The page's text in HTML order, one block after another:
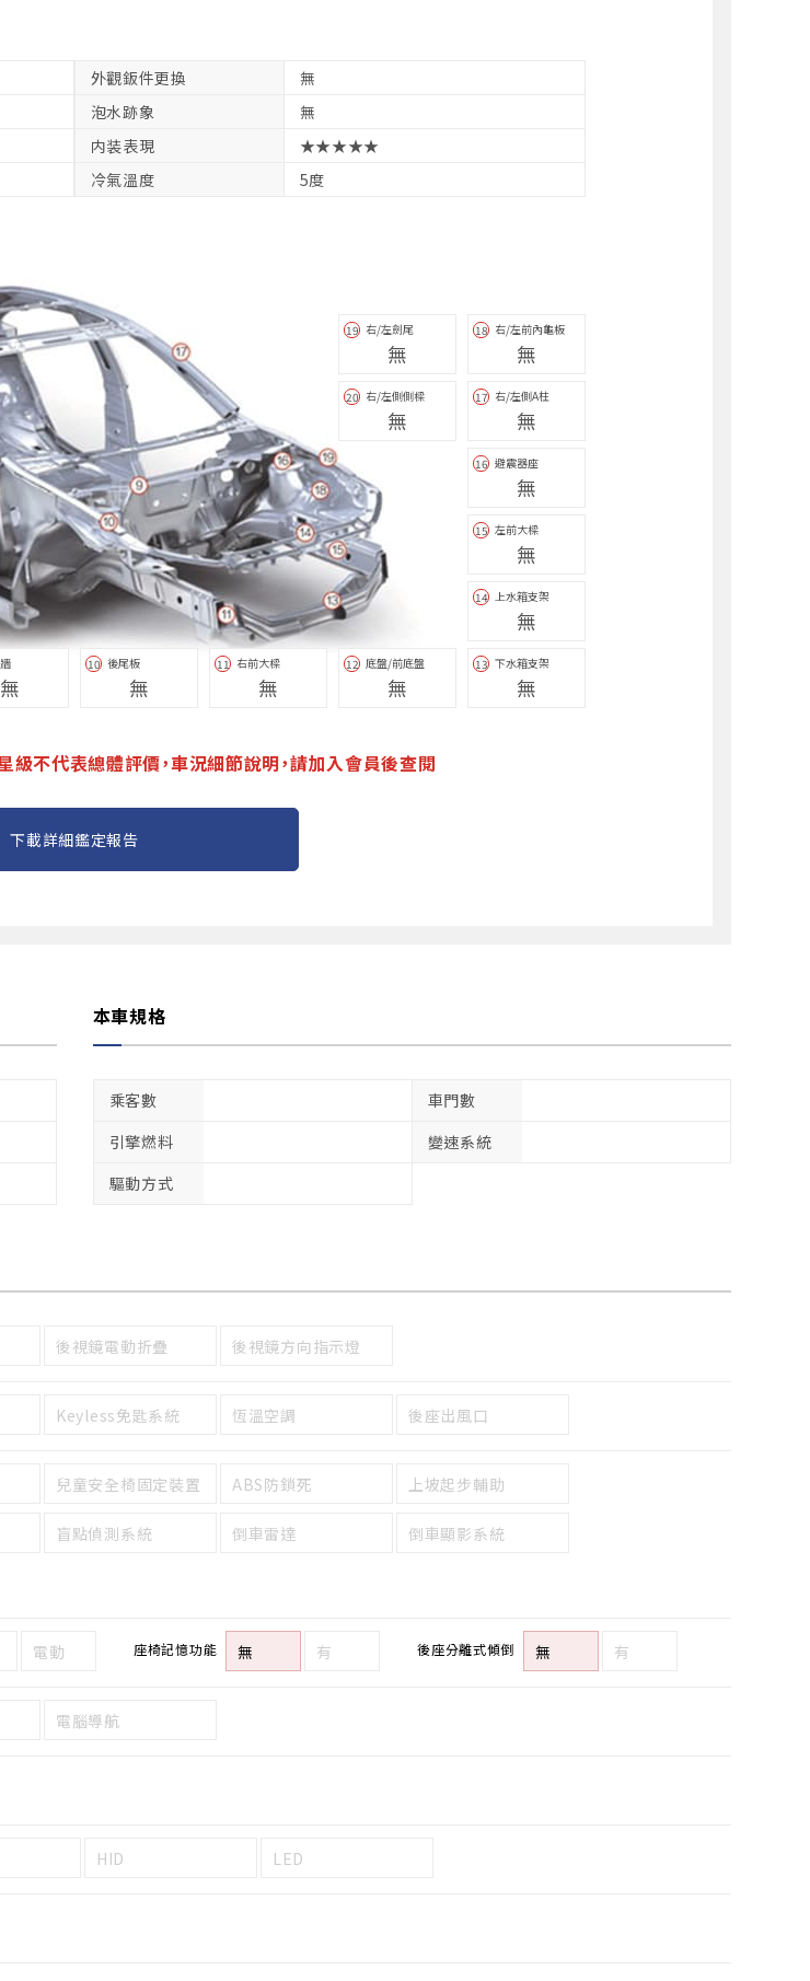
外觀鈑件更換
無
泡水跡象
無
内装表現
★★★★★
冷氣溫度 5度
無
10 後尾板
無
11 右前大樑
無
12 底盤/前底盤
無
13 下水箱支架
無
14 上水箱支架
無
15 左前大樑
無
16 避震器座
無
17 右/左側A柱
無
18 右/左前內龜板
無
19 右/左劍尾
無
20 右/左側側樑
無
級不代表總體評價，車況細節說明，請加入會員後查閱
下載詳細鑑定報告
本車規格
乘客數
車門數
引擎燃料
變速系統
驅動方式
後視鏡電動折疊 後視鏡方向指示燈
Keyless免匙系統 恆溫空調 後座出風口
兒童安全椅固定裝置 ABS防鎖死 上坡起步輔助
盲點偵測系統 倒車雷達 倒車顯影系統
電動 座椅記憶功能 無 有 後座分離式傾倒 無 有
電腦導航
HID LED